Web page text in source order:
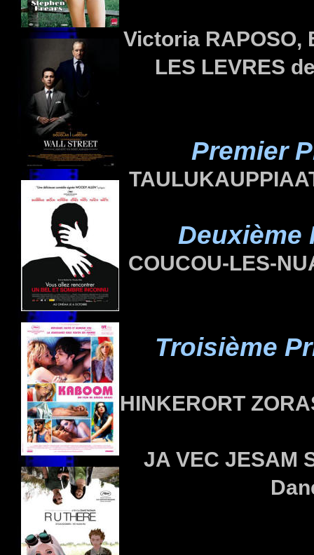
Victoria RAPOSO,
LES LEVRES
Premier
Deuxième
COUCOU-LES-
Troisième
HINKERORT
JA VEC JESAM